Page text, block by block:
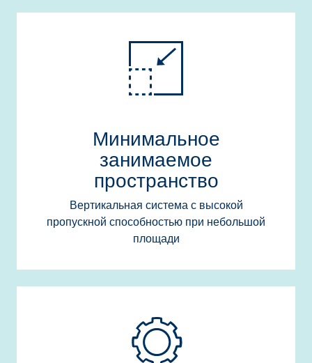
Минимальное
занимаемое
пространство
Вертикальная система с высокой
пропускной способностью при небольшой
площади